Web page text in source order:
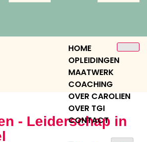
HOME
OPLEIDINGEN
MAATWERK
COACHING
OVER CAROLIEN
OVER TGI
CONTACT
- Leiderschap in